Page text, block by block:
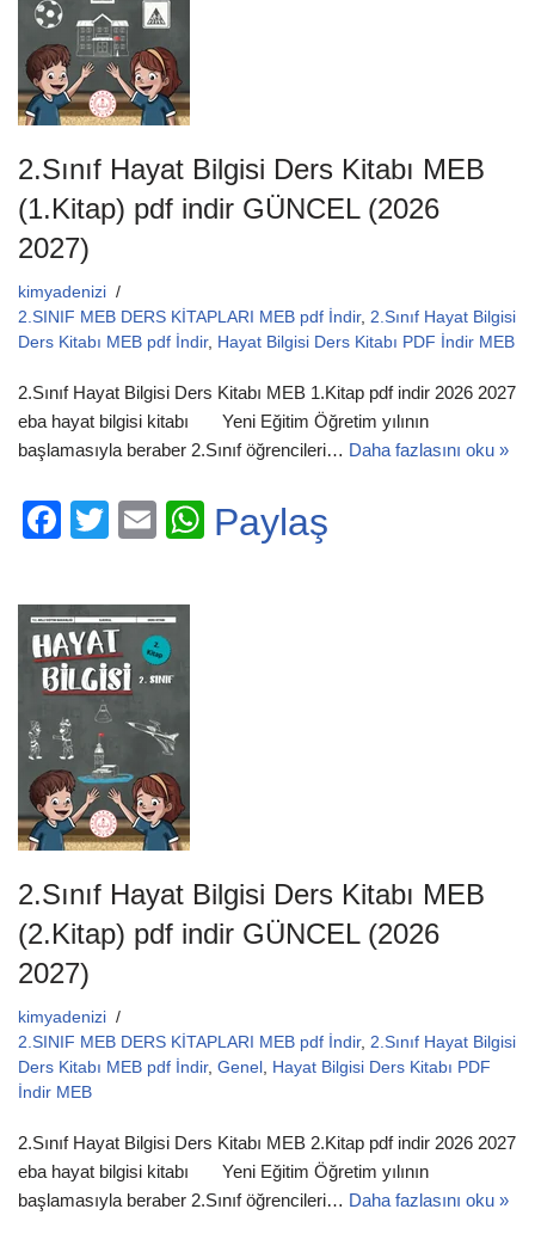
o
k
2.Sınıf Hayat Bilgisi Ders Kitabı MEB
(1.Kitap) pdf indir GÜNCEL (2026
2027)
kimyadenizi
2.SINIF MEB DERS KİTAPLARI MEB pdf İndir, 2.Sınıf Hayat Bilgisi
Ders Kitabı MEB pdf İndir, Hayat Bilgisi Ders Kitabı PDF İndir MEB
2.Sınıf Hayat Bilgisi Ders Kitabı MEB 1.Kitap pdf indir 2026 2027
eba hayat bilgisi kitabı Yeni Eğitim Öğretim yılının
başlamasıyla beraber 2.Sınıf öğrencileri… Daha fazlasını oku »
F
c
e
b
o
o
k
T
tt
er
E
ail
W
Paylaş
2.Sınıf Hayat Bilgisi Ders Kitabı MEB
(2.Kitap) pdf indir GÜNCEL (2026
2027)
kimyadenizi
2.SINIF MEB DERS KİTAPLARI MEB pdf İndir, 2.Sınıf Hayat Bilgisi
Ders Kitabı MEB pdf İndir, Genel
Hayat Bilgisi Ders Kitabı PDF
İndir MEB
2.Sınıf Hayat Bilgisi Ders Kitabı MEB 2.Kitap pdf indir 2026 2027
eba hayat bilgisi kitabı Yeni Eğitim Öğretim yılının
başlamasıyla beraber 2.Sınıf öğrencileri… Daha fazlasını oku »